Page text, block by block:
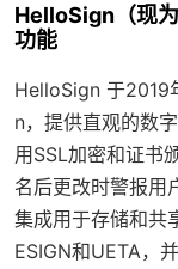
HelloSign（现
功能
HelloSign 于
n，提供直观的数
用SSL加密和证书
名后更改时警报用
集成用于存储和共
ESIGN和UETA，